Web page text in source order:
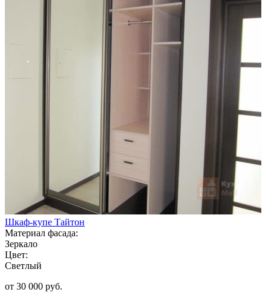
Шкаф-купе Тайтон
Материал фасада:
Зеркало
Цвет:
Светлый
от 30 000 руб.